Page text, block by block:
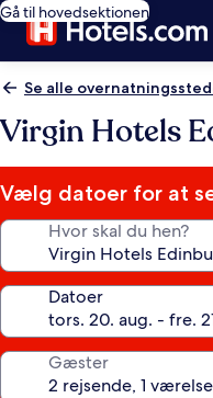
Gå til hovedsektionen
Se alle
Virgin Hotels
Vælg datoer for at
Hvor skal du hen?
Datoer
Gæster